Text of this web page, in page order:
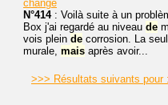
changé
N°414: Voilà suite à un
Box j'ai regardé au niveau de
vois plein de corrosion. La
murale, mais après avoir...
>>> Résultats suivants pour